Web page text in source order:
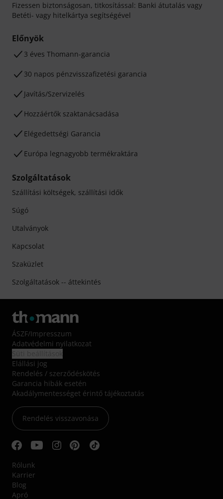
Fizessen biztonságosan, titkosítással: Banki átutalás vagy
Betéti- vagy hitelkártya segítségével
Előnyök
3 éves Thomann-garancia
30 napos pénzvisszafizetési garancia
Javítás/Szervizelés
Hozzáértők szaktanácsadása
Elégedettségi Garancia
Európa legnagyobb termékraktára
Szolgáltatások
Szállítási költségek, szállítási idők
Súgó
Utalványok
Kapcsolat
Szaküzlet
Szolgáltatások -- áttekintés
ÁSZF/Impresszum
Adatvédelmi nyilatkozat
Elállási jog
Rendelés / szerződéskötés
Garancia hibák esetén
Akadálymentességet érintő tájékoztatás
Rendelés visszavonása
Rólunk
Karrier
Blog
Apró